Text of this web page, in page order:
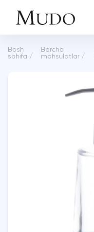
Bosh
sahifa /
Barcha
mahsulotlar /